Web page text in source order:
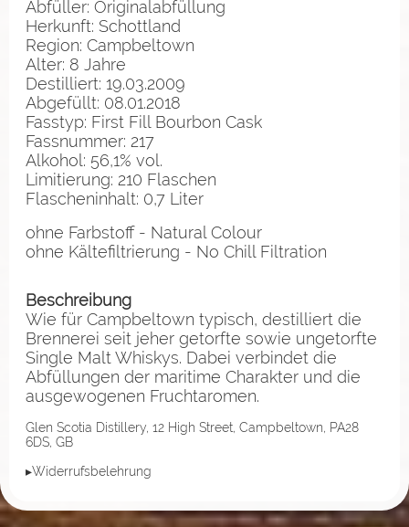
Abfüller: Originalabfüllung
Herkunft: Schottland
Region: Campbeltown
Alter: 8 Jahre
Destilliert: 19.03.2009
Abgefüllt: 08.01.2018
Fasstyp: First Fill Bourbon Cask
Fassnummer: 217
Alkohol: 56,1% vol.
Limitierung: 210 Flaschen
Flascheninhalt: 0,7 Liter
ohne Farbstoff - Natural Colour
ohne Kältefiltrierung - No Chill Filtration
Beschreibung
Wie für Campbeltown typisch, destilliert die
Brennerei seit jeher getorfte sowie ungetorfte
Single Malt Whiskys. Dabei verbindet die
Abfüllungen der maritime Charakter und die
ausgewogenen Fruchtaromen.
Glen Scotia Distillery, 12 High Street, Campbeltown, PA28
6DS, GB
▸Widerrufsbelehrung